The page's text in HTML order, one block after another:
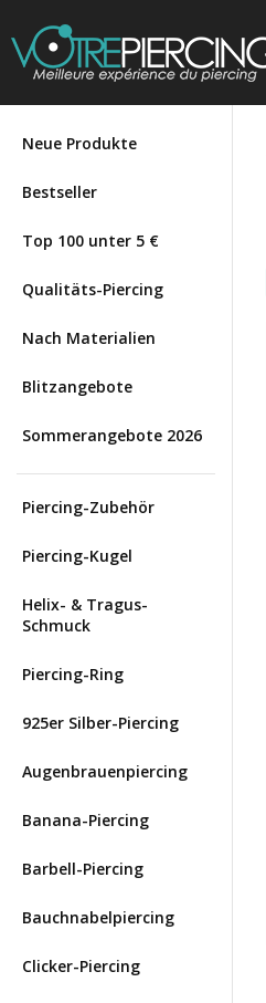
Neue Produkte
Bestseller
Top 100 unter 5 €
Qualitäts-Piercing
Nach Materialien
Blitzangebote
Sommerangebote 2026
Piercing-Zubehör
Piercing-Kugel
Helix- & Tragus-
Schmuck
Piercing-Ring
925er Silber-Piercing
Augenbrauenpiercing
Banana-Piercing
Barbell-Piercing
Bauchnabelpiercing
Clicker-Piercing